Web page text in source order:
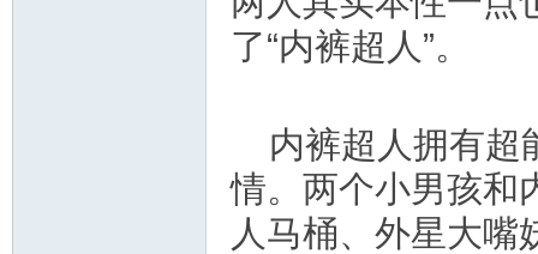
了“内裤超人”。
内裤超人拥有
情。两个小男孩和
人马桶、外星大